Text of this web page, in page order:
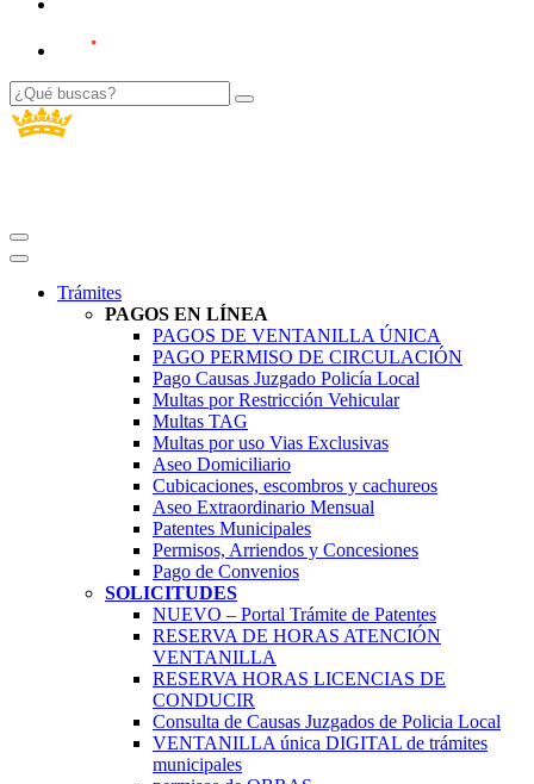
Trámites
PAGOS EN LÍNEA
PAGOS DE VENTANILLA ÚNICA
PAGO PERMISO DE CIRCULACIÓN
Pago Causas Juzgado Policía Local
Multas por Restricción Vehicular
Multas TAG
Multas por uso Vias Exclusivas
Aseo Domiciliario
Cubicaciones, escombros y cachureos
Aseo Extraordinario Mensual
Patentes Municipales
Permisos, Arriendos y Concesiones
Pago de Convenios
SOLICITUDES
NUEVO – Portal Trámite de Patentes
RESERVA DE HORAS ATENCIÓN
VENTANILLA
RESERVA HORAS LICENCIAS DE
CONDUCIR
Consulta de Causas Juzgados de Policia Local
VENTANILLA única DIGITAL de trámites
municipales